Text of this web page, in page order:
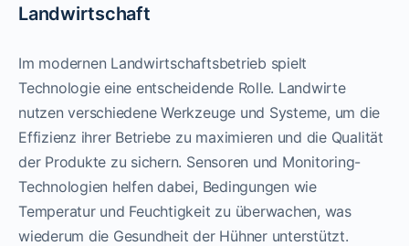
Landwirtschaft
Im modernen Landwirtschaftsbetrieb spielt
Technologie eine entscheidende Rolle. Landwirte
nutzen verschiedene Werkzeuge und Systeme, um die
Effizienz ihrer Betriebe zu maximieren und die Qualität
der Produkte zu sichern. Sensoren und Monitoring-
Technologien helfen dabei, Bedingungen wie
Temperatur und Feuchtigkeit zu überwachen, was
wiederum die Gesundheit der Hühner unterstützt.